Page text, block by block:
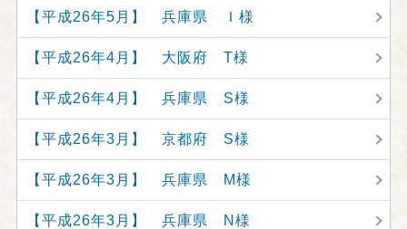
【平成26年5月】 兵庫県 Ｉ様
【平成26年4月】 大阪府 T様
【平成26年4月】 兵庫県 S様
【平成26年3月】 京都府 S様
【平成26年3月】 兵庫県 M様
【平成26年3月】 兵庫県 N様